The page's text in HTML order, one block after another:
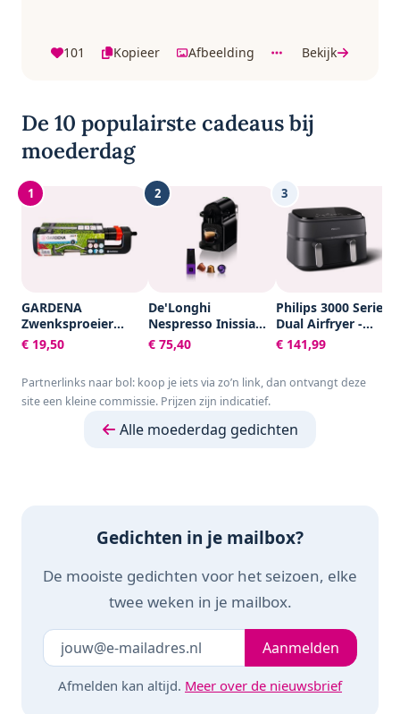
101 Kopieer Afbeelding Bekijk
De 10 populairste cadeaus bij
moederdag
1
GARDENA
Zwenksproeier
Aqua S -
Tuinsproeier - 90 tot
€ 19,50
2
De'Longhi
Nespresso Inissia
EN80.B -
Koffiecupmachine -
€ 75,40
3
Philips 3000 Series
Dual Airfryer -
NA351/00 - Dubbele
Mand - 9L - Tot 6
Zwart/Zilver
€ 141,99
Partnerlinks naar bol: koop je iets via zo’n link, dan ontvangt deze
site een kleine commissie. Prijzen zijn indicatief.
Alle moederdag gedichten
Gedichten in je mailbox?
De mooiste gedichten voor het seizoen, elke
twee weken in je mailbox.
Laat dit veld leeg Je e-mailadresAanmelden
Afmelden kan altijd. Meer over de nieuwsbrief